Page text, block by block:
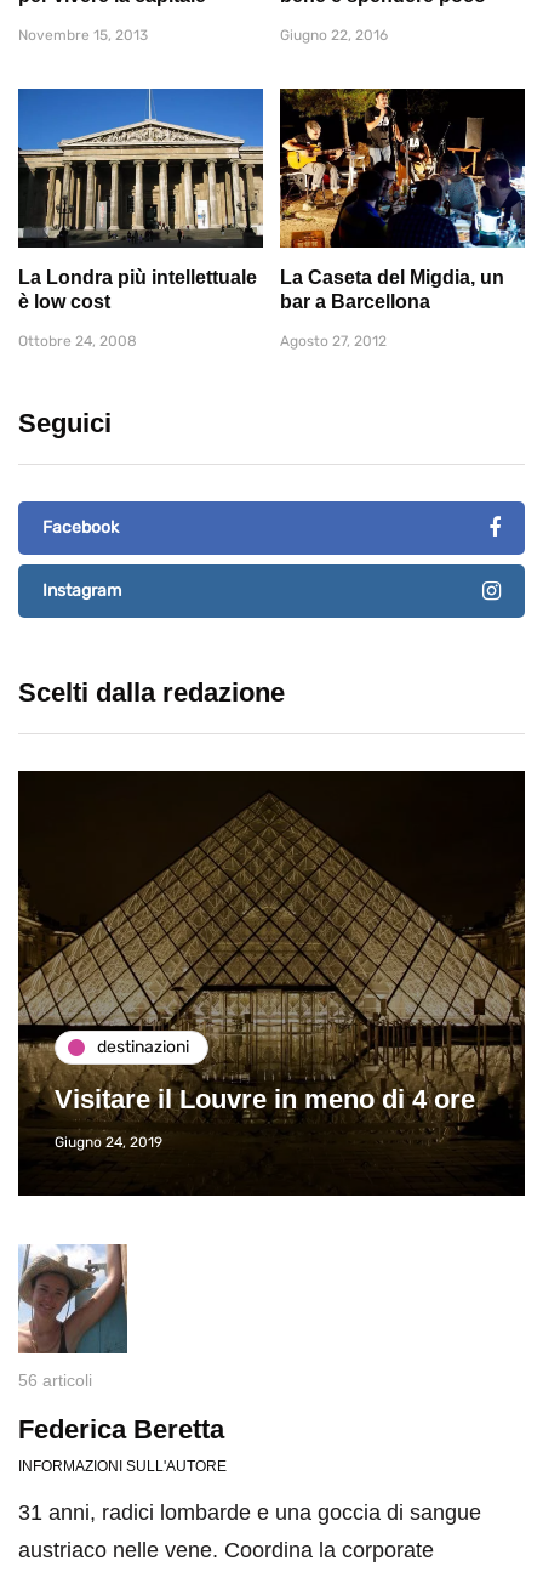
Novembre 15, 2013 Giugno 22, 2016
La Londra più intellettuale
è low cost
Ottobre 24, 2008
La Caseta del Migdia, un
bar a Barcellona
Agosto 27, 2012
Seguici
Facebook
Instagram
Scelti dalla redazione
destinazioni
Visitare il Louvre in meno di 4 ore
Giugno 24, 2019
56 articoli
Federica Beretta
INFORMAZIONI SULL'AUTORE
31 anni, radici lombarde e una goccia di sangue
austriaco nelle vene. Coordina la corporate